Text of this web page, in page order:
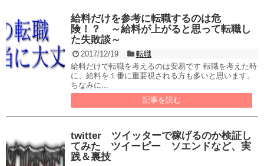
給料だけを参考に転職するのは危
険！？ ～給料が上がると思って転職し
た失敗談～
2017/12/19
転職
給料だけで転職を考えるのは安易です 転職を考えた時
に、給料を１番に重要視される方も多いと思います。
ちなみに...
記事を読む
twitter ツイッターで稼げるのか検証し
てみた ツイーピー ソエンドなど、実
践＆裏技